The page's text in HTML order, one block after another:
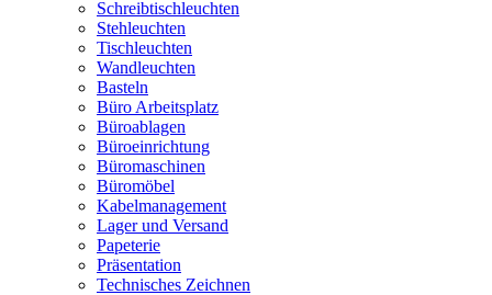
Schreibtischleuchten
Stehleuchten
Tischleuchten
Wandleuchten
Basteln
Büro Arbeitsplatz
Büroablagen
Büroeinrichtung
Büromaschinen
Büromöbel
Kabelmanagement
Lager und Versand
Papeterie
Präsentation
Technisches Zeichnen